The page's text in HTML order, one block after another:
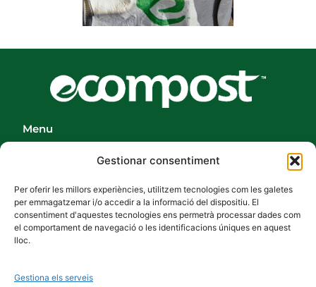
Gestionar consentiment
Per oferir les millors experiències, utilitzem tecnologies com les galetes
per emmagatzemar i/o accedir a la informació del dispositiu. El
consentiment d'aquestes tecnologies ens permetrà processar dades com
el comportament de navegació o les identificacions úniques en aquest
lloc.
Gestiona els serveis
Menu
Productes
Casos d’èxit